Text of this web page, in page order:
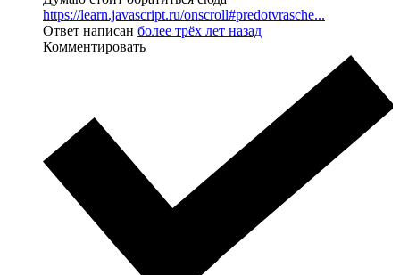
https://learn.javascript.ru/onscroll#predotvrasche...
Ответ написан более трёх лет назад
Комментировать